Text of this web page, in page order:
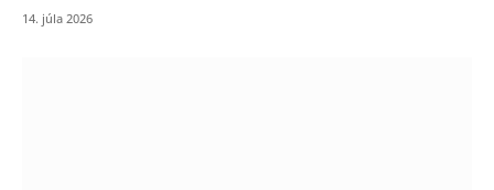
14. júla 2026